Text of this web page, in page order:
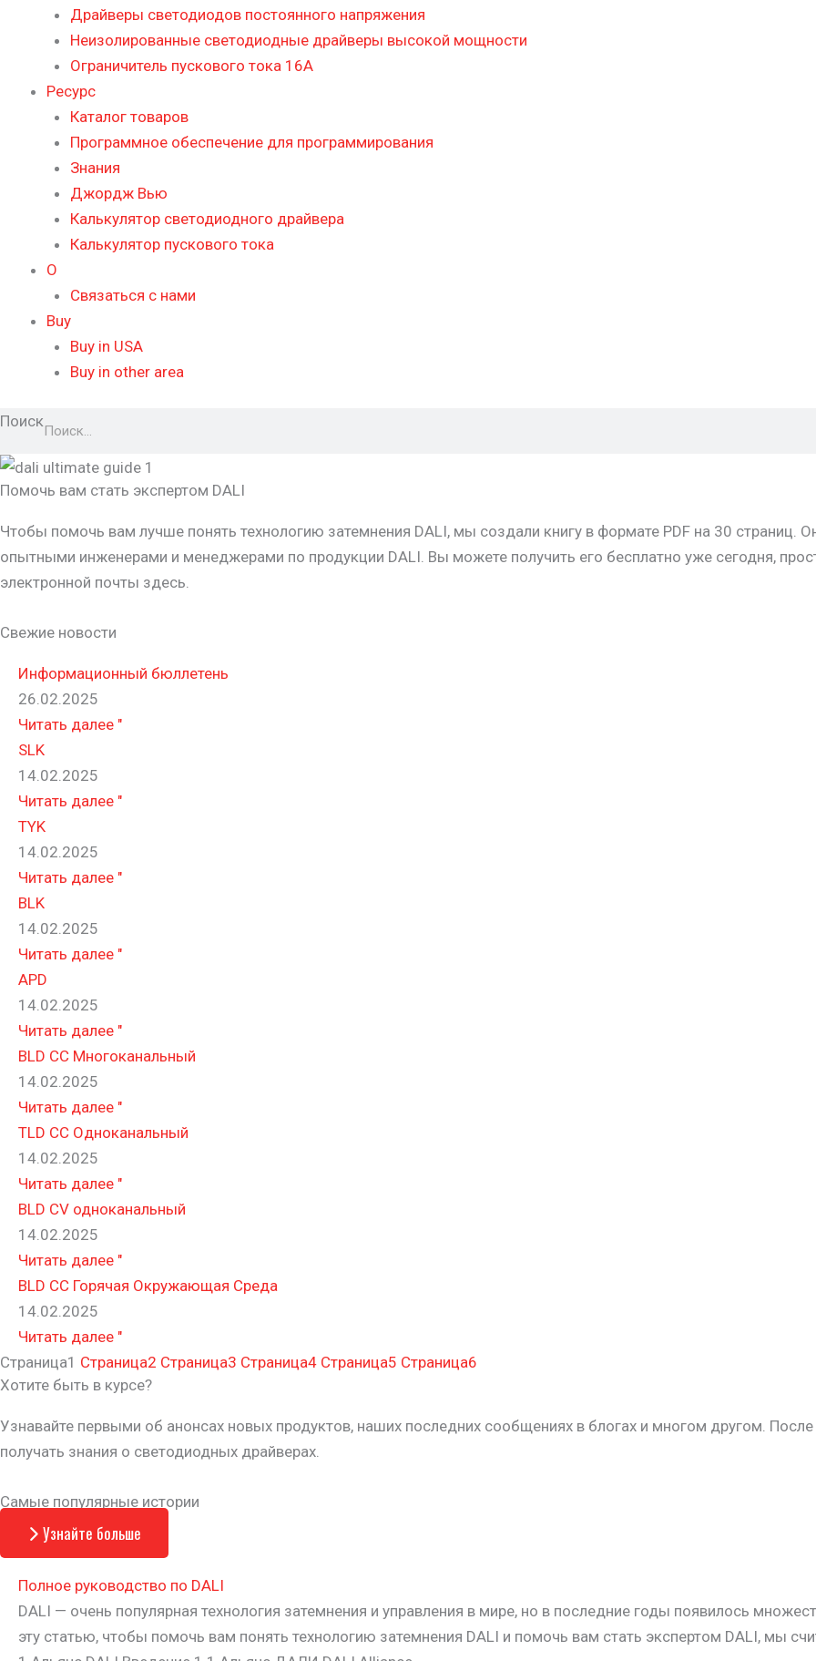
Драйверы светодиодов постоянного напряжения
Неизолированные светодиодные драйверы высокой мощности
Ограничитель пускового тока 16А
Ресурс
Каталог товаров
Программное обеспечение для программирования
Знания
Джордж Вью
Калькулятор светодиодного драйвера
Калькулятор пускового тока
О
Связаться с нами
Buy
Buy in USA
Buy in other area
Поиск
Помочь вам стать экспертом DALI
Чтобы помочь вам лучше понять технологию затемнения DALI, мы создали книгу в формате PDF на 30 страниц.
опытными инженерами и менеджерами по продукции DALI. Вы можете получить его бесплатно уже сегодня,
электронной почты здесь.
Свежие новости
Информационный бюллетень
26.02.2025
Читать далее "
SLK
14.02.2025
Читать далее "
TYK
14.02.2025
Читать далее "
BLK
14.02.2025
Читать далее "
APD
14.02.2025
Читать далее "
BLD CC Многоканальный
14.02.2025
Читать далее "
TLD CC Одноканальный
14.02.2025
Читать далее "
BLD CV одноканальный
14.02.2025
Читать далее "
BLD CC Горячая Окружающая Среда
14.02.2025
Читать далее "
Страница1 Страница2 Страница3 Страница4 Страница5 Страница6
Хотите быть в курсе?
Узнавайте первыми об анонсах новых продуктов, наших последних сообщениях в блогах и многом другом.
получать знания о светодиодных драйверах.
Самые популярные истории
Узнайте больше
Полное руководство по DALI
DALI — очень популярная технология затемнения и управления в мире, но в последние годы появилось
эту статью, чтобы помочь вам понять технологию затемнения DALI и помочь вам стать экспертом DALI, мы